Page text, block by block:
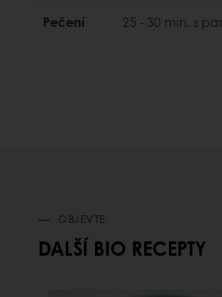
Pečení 25 - 30 min. s
OBJEVTE
DALŠÍ BIO RECEPTY